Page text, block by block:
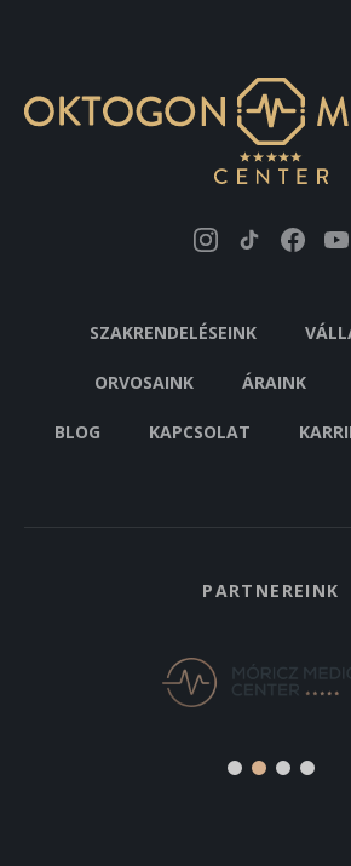
SZAKRENDELÉSEINK
ORVOSAINK ÁRAINK
BLOG KAPCSOLAT
PARTNEREINK